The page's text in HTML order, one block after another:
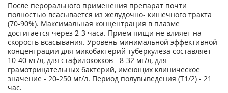
После перорального применения препарат почти
полностью всасывается из желудочно- кишечного тракта
(70-90%). Максимальная концентрация в плазме
достигается через 2-3 часа. Прием пищи не влияет на
скорость всасывания. Уровень минимальной эффективной
концентрации для микобактерий туберкулеза составляет
10-40 мг/л, для стафилококков - 8-32 мг/л, для
грамотрицательных бактерий, имеющих клиническое
значение - 20-250 мг/л. Период полувыведения (Т1/2) - 21
час.